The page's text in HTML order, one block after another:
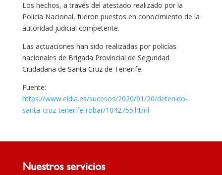
Los hechos, a través del atestado realizado por la
Policía Nacional, fueron puestos en conocimiento de la
autoridad judicial competente.
Las actuaciones han sido realizadas por policías
nacionales de Brigada Provincial de Seguridad
Ciudadana de Santa Cruz de Tenerife.
Fuente:
https://www.eldia.es/sucesos/2020/01/20/detenido-
santa-cruz-tenerife-robar/1042755.html
Nuestros servicios